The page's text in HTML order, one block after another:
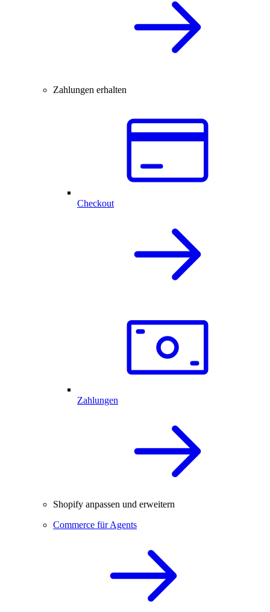
Zahlungen erhalten
Checkout
Zahlungen
Shopify anpassen und erweitern
Commerce für Agents